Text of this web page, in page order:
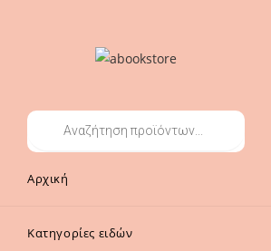
Products
search
Αρχική
Κατηγορίες ειδών